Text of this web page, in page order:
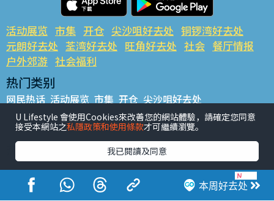
本周好去处
活动展览 市集 开仓 尖沙咀好去处 铜锣湾好去处
元朗好去处 荃湾好去处 旺角好去处 社会 餐厅情报
户外郊游 社会福利
热门类别
网民热话 活动展览 市集 开仓 尖沙咀好去处
铜锣湾好去处 元朗好去处 荃湾好去处 旺角好去处 社会
餐厅情报 户外郊游
热门标签
#UGO揾好去处 #人气活动推介 #美食社群热话
#亲子玩乐好去处
#ULifestyle应用程式
#限时抢
#UJetso礼物放送
#ULifestyle商户中心 #著数 #网络热话
U Lifestyle 會使用Cookies來改善您的網站體驗，請確定您同意
接受本網站之私隱政策和使用條款才可繼續瀏覽。
我已閱讀及同意